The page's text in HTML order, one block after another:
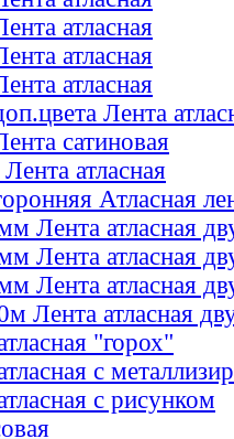
атласная
атласная
атласная
Лента
сатиновая
атласная
Атласная
Лента атласная
Лента атласная
Лента атласная
Лента атласная
"горох"
с
с рисунком